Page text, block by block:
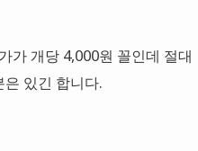
가 개당 4,000원 꼴인데 절대
있긴 합니다.